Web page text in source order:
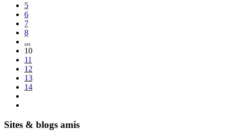
5
6
7
8
...
10
11
12
13
14
Sites & blogs amis